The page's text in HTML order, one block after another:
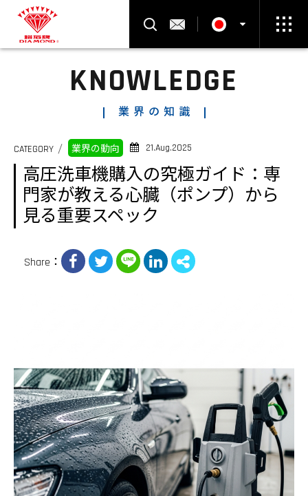
KNOWLEDGE
業界の知識
CATEGORY 業界の動向 21.Aug.2025
高圧洗車機購入の究極ガイド：専
門家が教える心臓（ポンプ）から
見る重要スペック
Share：
お問い合わせ
Select Language